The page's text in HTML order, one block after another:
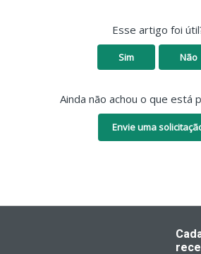
Esse artigo foi
Sim Não
Ainda não achou o que está
Envie uma